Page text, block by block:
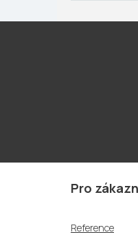
Z
Pro
Reference